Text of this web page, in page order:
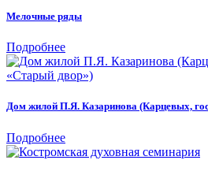
Мелочные ряды
Подробнее
Дом жилой П.Я. Казаринова (Карцевых,
Подробнее